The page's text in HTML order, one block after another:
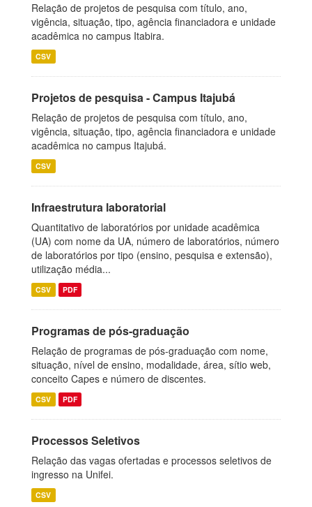
Relação de projetos de pesquisa com título, ano,
vigência, situação, tipo, agência financiadora e unidade
acadêmica no campus Itabira.
CSV
Projetos de pesquisa - Campus Itajubá
Relação de projetos de pesquisa com título, ano,
vigência, situação, tipo, agência financiadora e unidade
acadêmica no campus Itajubá.
CSV
Infraestrutura laboratorial
Quantitativo de laboratórios por unidade acadêmica
(UA) com nome da UA, número de laboratórios, número
de laboratórios por tipo (ensino, pesquisa e extensão),
utilização média...
CSV PDF
Programas de pós-graduação
Relação de programas de pós-graduação com nome,
situação, nível de ensino, modalidade, área, sítio web,
conceito Capes e número de discentes.
CSV PDF
Processos Seletivos
Relação das vagas ofertadas e processos seletivos de
ingresso na Unifei.
CSV